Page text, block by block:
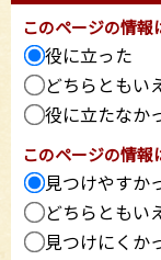
このページの情報
役に立った
どちらともい
役に立たなか
このページの情報
見つけやすか
どちらともい
見つけにくか